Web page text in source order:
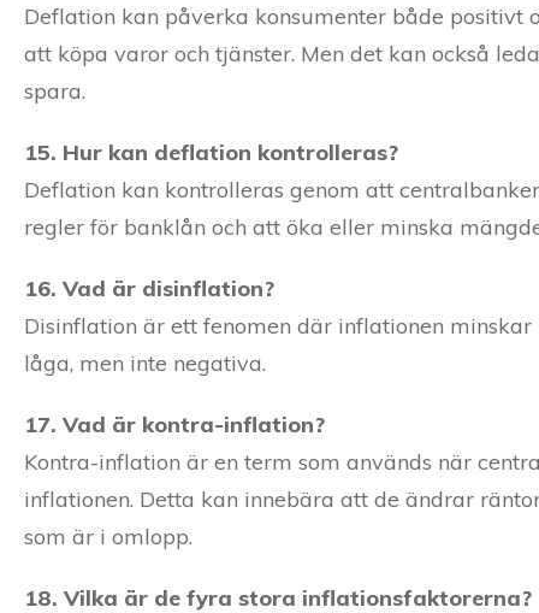
Deflation kan påverka konsumenter både
att köpa varor och tjänster. Men det kan också
spara.
15. Hur kan deflation kontrolleras?
Deflation kan kontrolleras genom att
regler för banklån och att öka eller minska
16. Vad är disinflation?
Disinflation är ett fenomen där inflationen
låga, men inte negativa.
17. Vad är kontra-inflation?
Kontra-inflation är en term som används när
inflationen. Detta kan innebära att de ändrar
som är i omlopp.
18. Vilka är de fyra stora inflationsfaktorerna?